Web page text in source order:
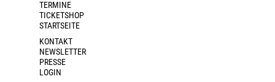
TERMINE
TICKETSHOP
STARTSEITE
KONTAKT
NEWSLETTER
PRESSE
LOGIN